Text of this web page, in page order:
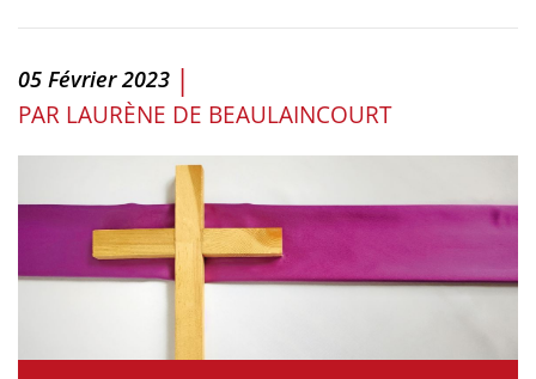
05 Février 2023 |
PAR LAURÈNE DE BEAULAINCOURT